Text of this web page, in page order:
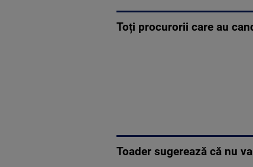
Toți procurorii care au
Toader sugerează că nu